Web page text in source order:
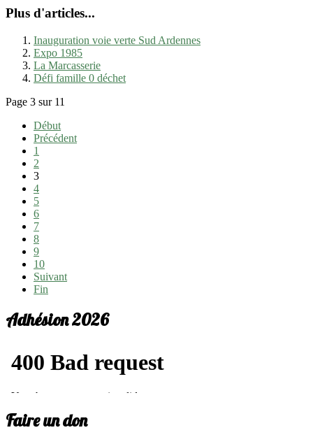
Plus d'articles...
Inauguration voie verte Sud Ardennes
Expo 1985
La Marcasserie
Défi famille 0 déchet
Page 3 sur 11
Début
Précédent
1
2
3
4
5
6
7
8
9
10
Suivant
Fin
Adhésion 2026
Faire un don